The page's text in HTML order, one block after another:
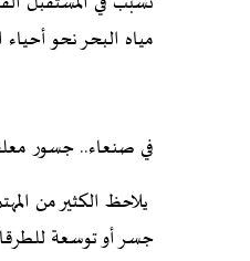
مياه البحر نحو أحياء
في صنعاء.. جسور
يلاحظ الكثير من
جسر أو توسعة